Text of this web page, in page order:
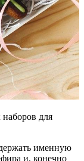
для
именную
и, конечно